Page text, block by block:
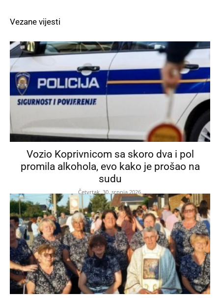
Vezane vijesti
Vozio Koprivnicom sa skoro dva i pol
promila alkohola, evo kako je prošao na
sudu
Četvrtak, 30. srpnja 2026.